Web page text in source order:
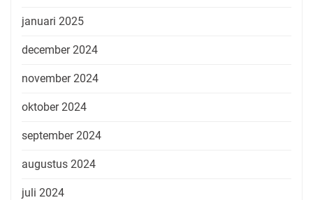
januari 2025
december 2024
november 2024
oktober 2024
september 2024
augustus 2024
juli 2024